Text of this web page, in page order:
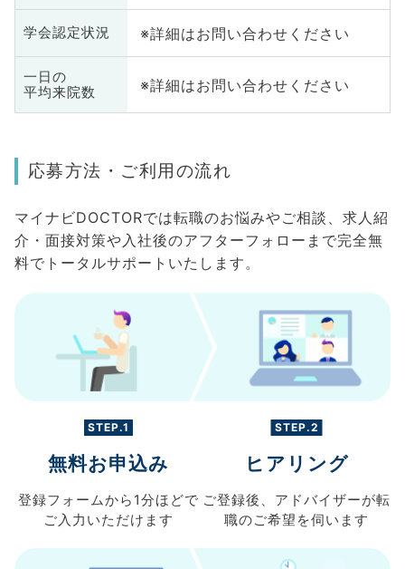
学会認定状況 ※詳細はお問い合わせください
一日の
平均来院数
※詳細はお問い合わせください
応募方法・ご利用の流れ
マイナビDOCTORでは転職のお悩みやご相談、求人紹
介・面接対策や入社後のアフターフォローまで完全無
料でトータルサポートいたします。
STEP.1
無料お申込み
登録フォームから 1分ほどで
ご入力 いただけます
STEP.2
ヒアリング
ご登録後、 アドバイザーが転
職のご希望を伺います